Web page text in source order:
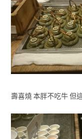
壽喜燒 本胖不吃牛 但